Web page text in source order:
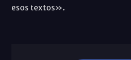
esos textos».